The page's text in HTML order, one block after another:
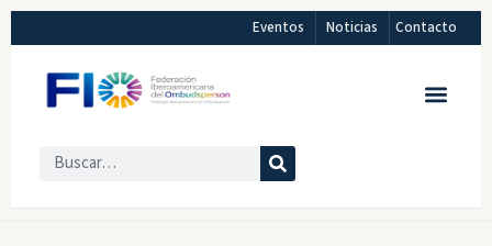
Eventos Noticias Contacto